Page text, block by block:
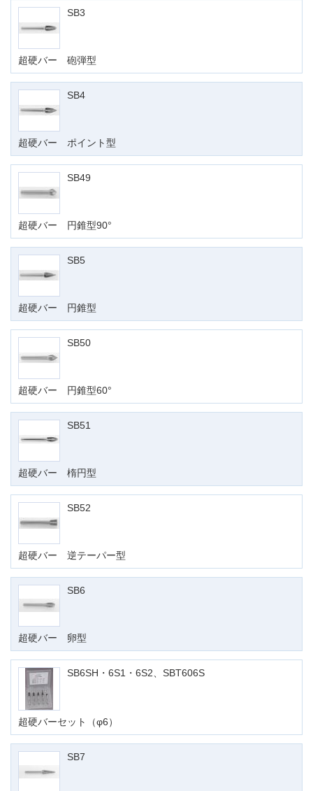
SB3
超硬バー 砲弾型
SB4
超硬バー ポイント型
SB49
超硬バー 円錐型90°
SB5
超硬バー 円錐型
SB50
超硬バー 円錐型60°
SB51
超硬バー 楕円型
SB52
超硬バー 逆テーパー型
SB6
超硬バー 卵型
SB6SH・6S1・6S2、SBT606S
超硬バーセット（φ6）
SB7